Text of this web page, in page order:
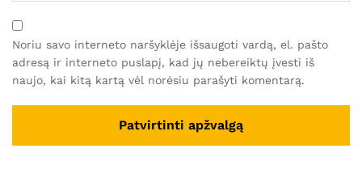
Noriu savo interneto naršyklėje išsaugoti vardą, el. pašto
adresą ir interneto puslapį, kad jų nebereiktų įvesti iš
naujo, kai kitą kartą vėl norėsiu parašyti komentarą.